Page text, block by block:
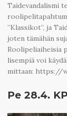
Taidevandalismi
”Klassikot”, ja
joten tämähän
Roolipeliaiheisia
lisempiä voi
mittaan: https://
Pe 28.4.